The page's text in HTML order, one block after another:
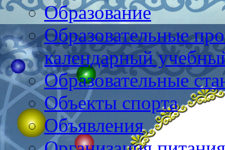
Образование
Образовательные
календарный
Образовательные
Объекты спорта
Объявления